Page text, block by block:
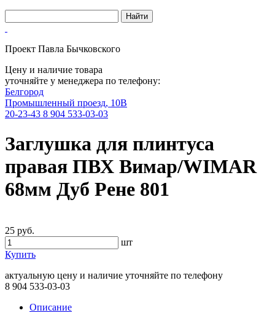
Проект Павла Бычковского
Цену и наличие товара
уточняйте у менеджера по телефону:
Белгород
Промышленный проезд, 10В
20-23-43 8 904 533-03-03
Заглушка для плинтуса
правая ПВХ Вимар/WIMAR
68мм Дуб Рене 801
25 руб.
шт
Купить
актуальную цену и наличие уточняйте по телефону
8 904 533-03-03
Описание